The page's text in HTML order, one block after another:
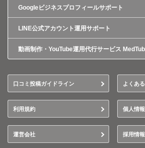
Googleビジネスプロフィールサポート
LINE公式アカウント運用サポート
動画制作・YouTube運用代行サービス
口コミ投稿ガイドライン よくあ
利用規約 個人情
運営会社 採用情報